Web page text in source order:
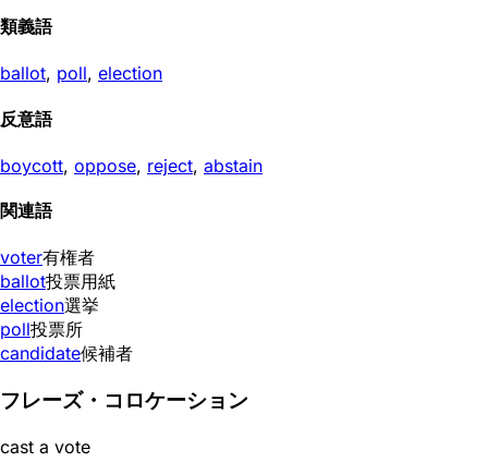
類義語
ballot, poll, election
反意語
boycott, oppose, reject, abstain
関連語
voter有権者
ballot投票用紙
election選挙
poll投票所
candidate候補者
フレーズ・コロケーション
cast a vote